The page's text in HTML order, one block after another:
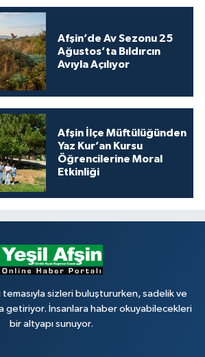
Afşin’de Av Sezonu 25
Ağustos’ta Bıldırcın
Avıyla Açılıyor
Afşin İlçe Müftülüğünden
Yaz Kur’an Kursu
Öğrencilerine Moral
Etkinliği
sizleri buluştururken, sadelik ve
getiriyor. İnsanlara haber okuyabilecekleri
bir altyapı sunuyor.